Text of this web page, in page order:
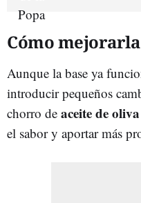
Cómo mejorarla
Aunque la base ya
introducir pequeños
chorro de aceite de
el sabor y aportar más